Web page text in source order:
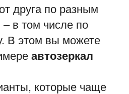
друга по разным
– в том числе по
В этом вы можете
автозеркал
которые чаще